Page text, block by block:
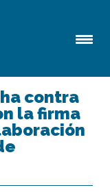
contra
la firma